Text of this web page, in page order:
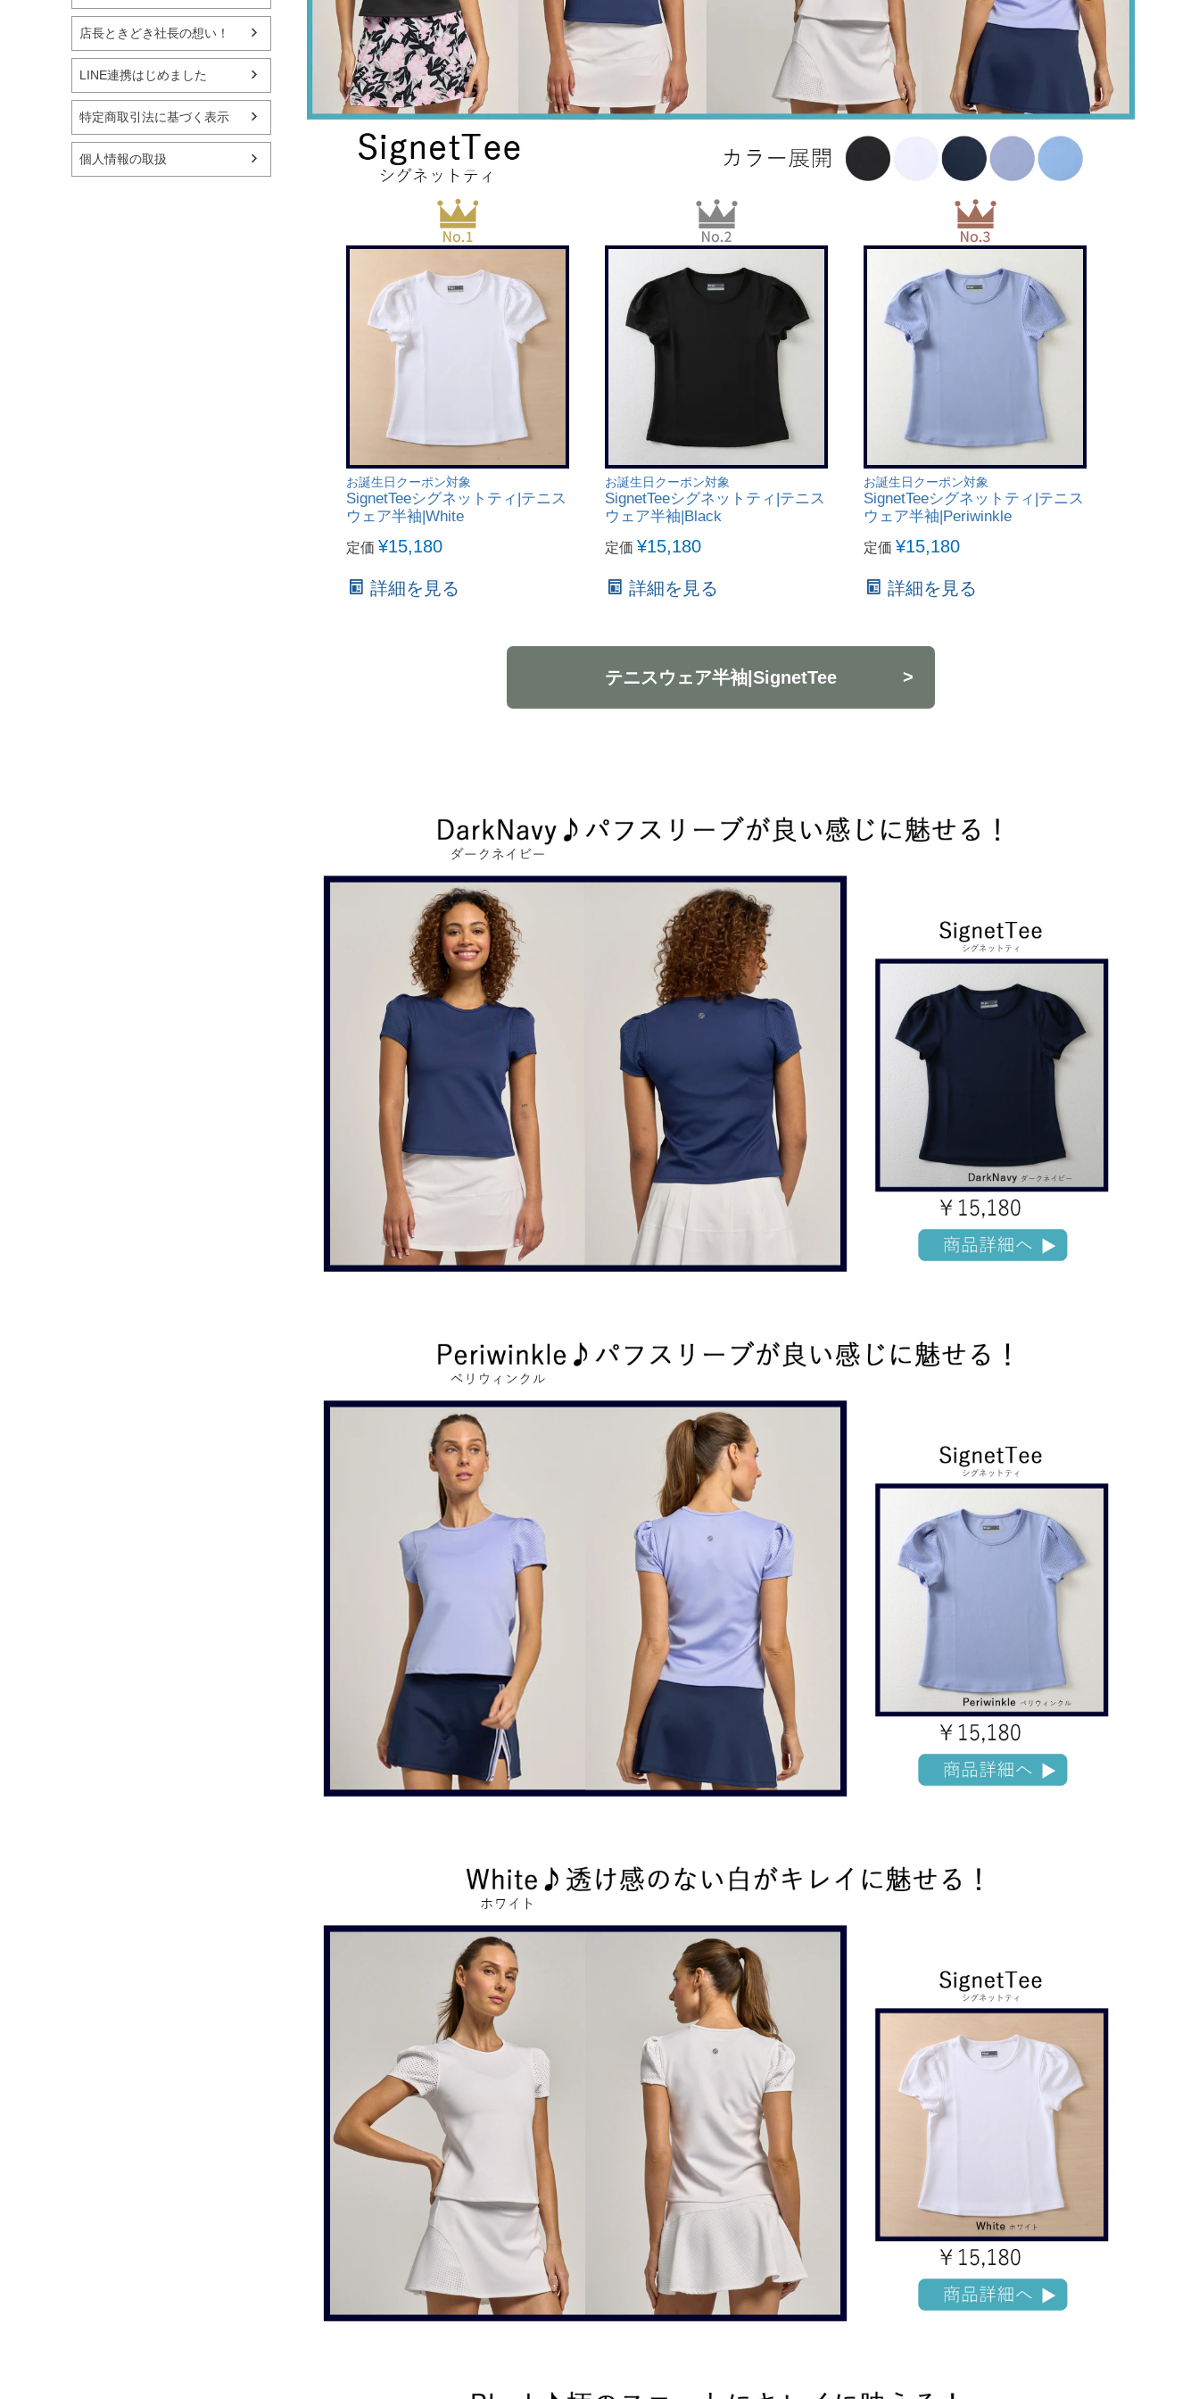
店長ときどき社長の想い！
LINE連携はじめました
特定商取引法に基づく表示
個人情報の取扱
お誕生日クーポン対象
SignetTeeシグネットティ|テニス
ウェア半袖|White
定価 ¥15,180
詳細を見る
お誕生日クーポン対象
SignetTeeシグネットティ|テニス
ウェア半袖|Black
定価 ¥15,180
詳細を見る
お誕生日クーポン対象
SignetTeeシグネットティ|テニス
ウェア半袖|Periwinkle
定価 ¥15,180
詳細を見る
テニスウェア半袖|SignetTee